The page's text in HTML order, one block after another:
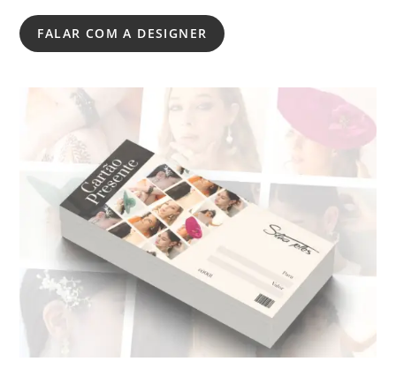
FALAR COM A DESIGNER